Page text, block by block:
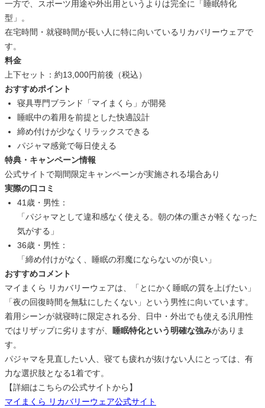
一方で、スポーツ用途や外出用というよりは完全に「睡眠特化
型」。
在宅時間・就寝時間が長い人に特に向いているリカバリーウェアで
す。
料金
上下セット：約13,000円前後（税込）
おすすめポイント
寝具専門ブランド「マイまくら」が開発
睡眠中の着用を前提とした快適設計
締め付けが少なくリラックスできる
パジャマ感覚で毎日使える
特典・キャンペーン情報
公式サイトで期間限定キャンペーンが実施される場合あり
実際の口コミ
41歳・男性：
「パジャマとして違和感なく使える。朝の体の重さが軽くなった
気がする」
36歳・男性：
「締め付けがなく、睡眠の邪魔にならないのが良い」
おすすめコメント
マイまくら リカバリーウェアは、「とにかく睡眠の質を上げたい」
「夜の回復時間を無駄にしたくない」という男性に向いています。
着用シーンが就寝時に限定される分、日中・外出でも使える汎用性
ではリザップに劣りますが、
睡眠特化という明確な強みがありま
す。
パジャマを見直したい人、寝ても疲れが抜けない人にとっては、有
力な選択肢となる1着です。
【詳細はこちらの公式サイトから】
マイまくら リカバリーウェア公式サイト